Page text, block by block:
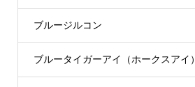
ブルージルコン
ブルータイガーアイ（ホークスアイ）